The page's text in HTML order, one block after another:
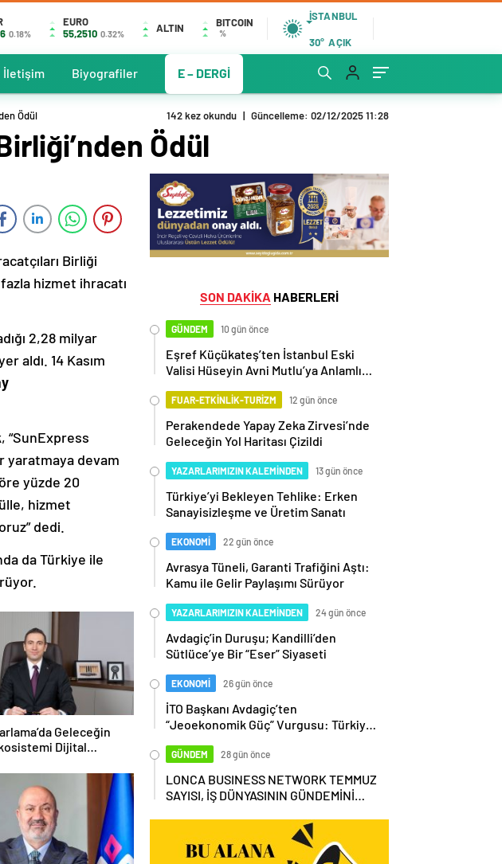
0.18%
EURO
55,2510 0.32% ALTIN BITCOIN
%
İSTANBUL
30° AÇIK
İletişim Biyografiler E – DERGİ
Ödül 142 kez okundu | Güncelleme: 02/12/2025 11:28
Ödül
Birliği
hizmet ihracatı
2,28 milyar
aldı. 14 Kasım
“SunExpress
yaratmaya devam
yüzde 20
hizmet
dedi.
da Türkiye ile
Geleceğin
Dijital
SON DAKİKA HABERLERİ
GÜNDEM 10 gün önce
Eşref Küçükateş’ten İstanbul Eski
Valisi Hüseyin Avni Mutlu’ya Anlamlı
FUAR-ETKİNLİK-TURİZM 12 gün önce
Perakendede Yapay Zeka Zirvesi’nde
Geleceğin Yol Haritası Çizildi
YAZARLARIMIZIN KALEMİNDEN 13 gün önce
Türkiye’yi Bekleyen Tehlike: Erken
Sanayisizleşme ve Üretim Sanatı
EKONOMİ 22 gün önce
Avrasya Tüneli, Garanti Trafiğini Aştı:
Kamu ile Gelir Paylaşımı Sürüyor
YAZARLARIMIZIN KALEMİNDEN 24 gün önce
Avdagiç’in Duruşu; Kandilli’den
Sütlüce’ye Bir “Eser” Siyaseti
EKONOMİ 26 gün önce
İTO Başkanı Avdagiç’ten
“Jeoekonomik Güç” Vurgusu: Türkiye,
Olmalı
GÜNDEM 28 gün önce
LONCA BUSINESS NETWORK TEMMUZ
SAYISI, İŞ DÜNYASININ GÜNDEMİNİ